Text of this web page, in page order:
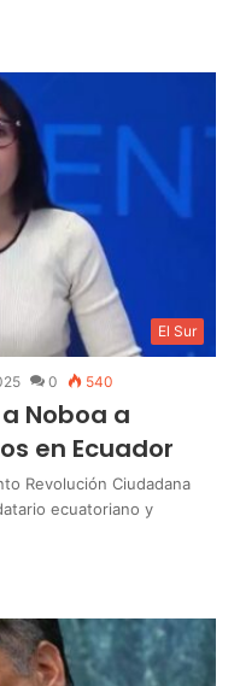
El Sur
0 540
Noboa a
en Ecuador
Revolución Ciudadana
ecuatoriano y